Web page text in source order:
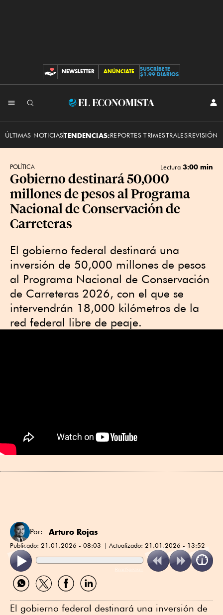
CONTRIBUCIONES
NEWSLETTER ANÚNCIATE
SUSCRÍBETE
$1.99 DIARIOS
El
ÚLTIMAS NOTICIASTENDENCIAS:REPORTES TRIMESTRALESREVISIÓN
POLÍTICA Lectura 3:00 min
Gobierno destinará 50,000
millones de pesos al Programa
Nacional de Conservación de
Carreteras
El gobierno federal destinará una
inversión de 50,000 millones de pesos
al Programa Nacional de Conservación
de Carreteras 2026, con el que se
intervendrán 18,000 kilómetros de la
red federal libre de peaje.
Por: Arturo Rojas
Publicado: 21.01.2026 - 08:03 Actualizado: 21.01.2026 - 13:52
ReadSpeaker
Compartir
por
Compartir
por
Compartir
por
Compartir
por
El gobierno federal destinará una inversión de